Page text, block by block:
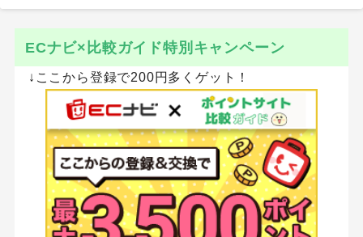
ECナビ×比較ガイド特別キャンペーン
↓ここから登録で200円多くゲット！